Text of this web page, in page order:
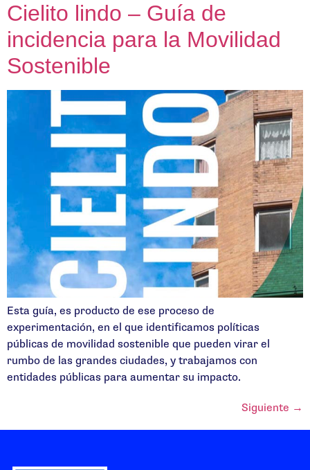
Cielito lindo – Guía de
incidencia para la Movilidad
Sostenible
Esta guía, es producto de ese proceso de
experimentación, en el que identificamos políticas
públicas de movilidad sostenible que pueden virar el
rumbo de las grandes ciudades, y trabajamos con
entidades públicas para aumentar su impacto.
Siguiente →